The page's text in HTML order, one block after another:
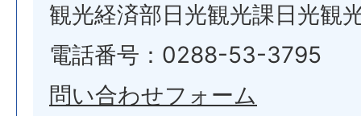
観光経済部日光観光課日光観
電話番号：0288-53-3795
問い合わせフォーム